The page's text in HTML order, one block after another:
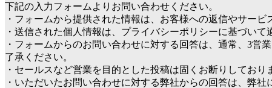
下記の入力フォームよりお問い合わせください。
・フォームから提供された情報は、お客様への返信やサービ
・送信された個人情報は、プライバシーポリシーに基づいて
・フォームからのお問い合わせに対する回答は、通常、3
了承ください。
・セールスなど営業を目的とした投稿は固くお断りしており
・いただいたお問い合わせに対する弊社からの回答は、弊